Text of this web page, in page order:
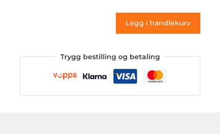
antall
Legg i handlekurv
Trygg bestilling og betaling